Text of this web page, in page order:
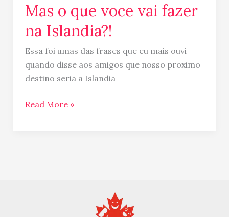
Mas o que voce vai fazer
na Islandia?!
Essa foi umas das frases que eu mais ouvi
quando disse aos amigos que nosso proximo
destino seria a Islandia
Islandia?!
Read More »